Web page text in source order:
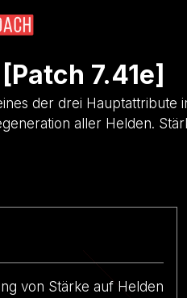
[Patch 7.41e]
der drei Hauptattribute
aller Helden.
von Stärke auf Helden